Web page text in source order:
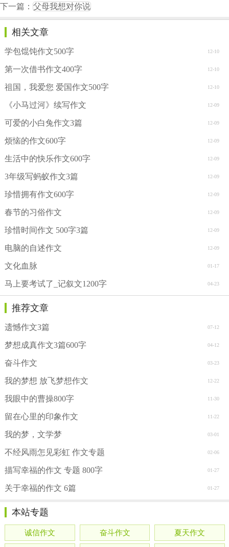
下一篇： 父母我想对你说
相关文章
12-10
学包馄饨作文500字
12-10
第一次借书作文400字
12-10
祖国，我爱您 爱国作文500字
12-09
《小马过河》续写作文
12-09
可爱的小白兔作文3篇
12-09
烦恼的作文600字
12-09
生活中的快乐作文600字
12-09
3年级写蚂蚁作文3篇
12-09
珍惜拥有作文600字
12-09
春节的习俗作文
12-09
珍惜时间作文 500字3篇
12-09
电脑的自述作文
01-17
文化血脉
04-23
马上要考试了_记叙文1200字
推荐文章
07-12
遗憾作文3篇
04-12
梦想成真作文3篇600字
03-23
奋斗作文
12-22
我的梦想 放飞梦想作文
11-30
我眼中的曹操800字
11-22
留在心里的印象作文
03-01
我的梦，文学梦
02-06
不经风雨怎见彩虹 作文专题
01-27
描写幸福的作文 专题 800字
01-27
关于幸福的作文 6篇
本站专题
诚信作文 奋斗作文 夏天作文